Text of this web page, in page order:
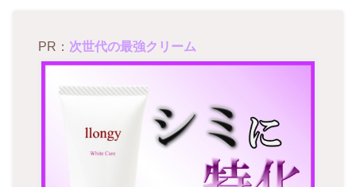
PR： 次世代の最強クリーム